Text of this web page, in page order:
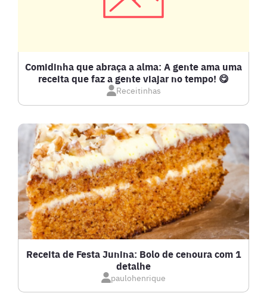
COMPOTAS E GELEIAS
DOCES E SOBREMESAS
DRINKS
FRANGO
FRUTOS DO MAR
GRATINADOS
Comidinha que abraça a alma: A gente ama uma
receita que faz a gente viajar no tempo! 😋
Receitinhas
Receita de Festa Junina: Bolo de cenoura com 1
detalhe
paulohenrique